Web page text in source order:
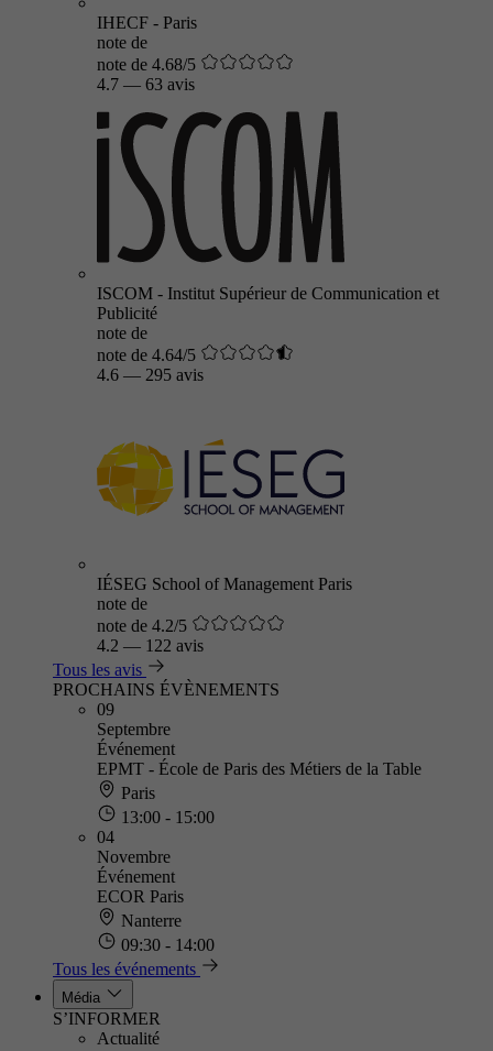
IHECF - Paris
note de
note de 4.68/5
4.7 — 63 avis
ISCOM - Institut Supérieur de Communication et
Publicité
note de
note de 4.64/5
4.6 — 295 avis
IÉSEG School of Management Paris
note de
note de 4.2/5
4.2 — 122 avis
Tous les avis
PROCHAINS ÉVÈNEMENTS
09
Septembre
Événement
EPMT - École de Paris des Métiers de la Table
Paris
13:00 - 15:00
04
Novembre
Événement
ECOR Paris
Nanterre
09:30 - 14:00
Tous les événements
Média
S’INFORMER
Actualité